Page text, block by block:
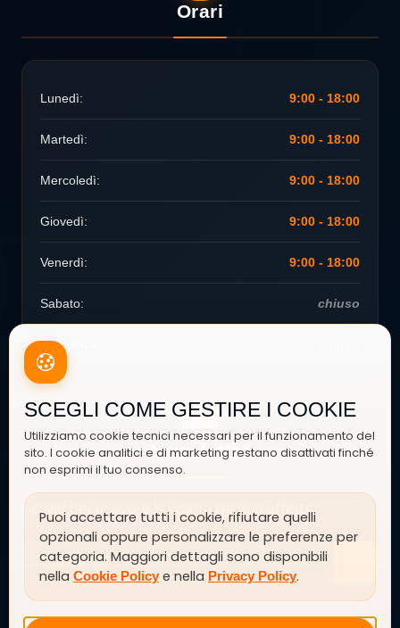
SCEGLI COME GESTIRE I COOKIE
Utilizziamo cookie tecnici necessari per il funzionamento del
sito. I cookie analitici e di marketing restano disattivati finché
non esprimi il tuo consenso.
Puoi accettare tutti i cookie, rifiutare quelli
opzionali oppure personalizzare le preferenze per
categoria. Maggiori dettagli sono disponibili
nella Cookie Policy e nella Privacy Policy.
Orari
Lunedì: 9:00 - 18:00
Martedì: 9:00 - 18:00
Mercoledì: 9:00 - 18:00
Giovedì: 9:00 - 18:00
Venerdì: 9:00 - 18:00
Sabato: chiuso
Domenica:
Newsletter
Iscriviti per ricevere le nostre migliori offerte
SEGUICI SU